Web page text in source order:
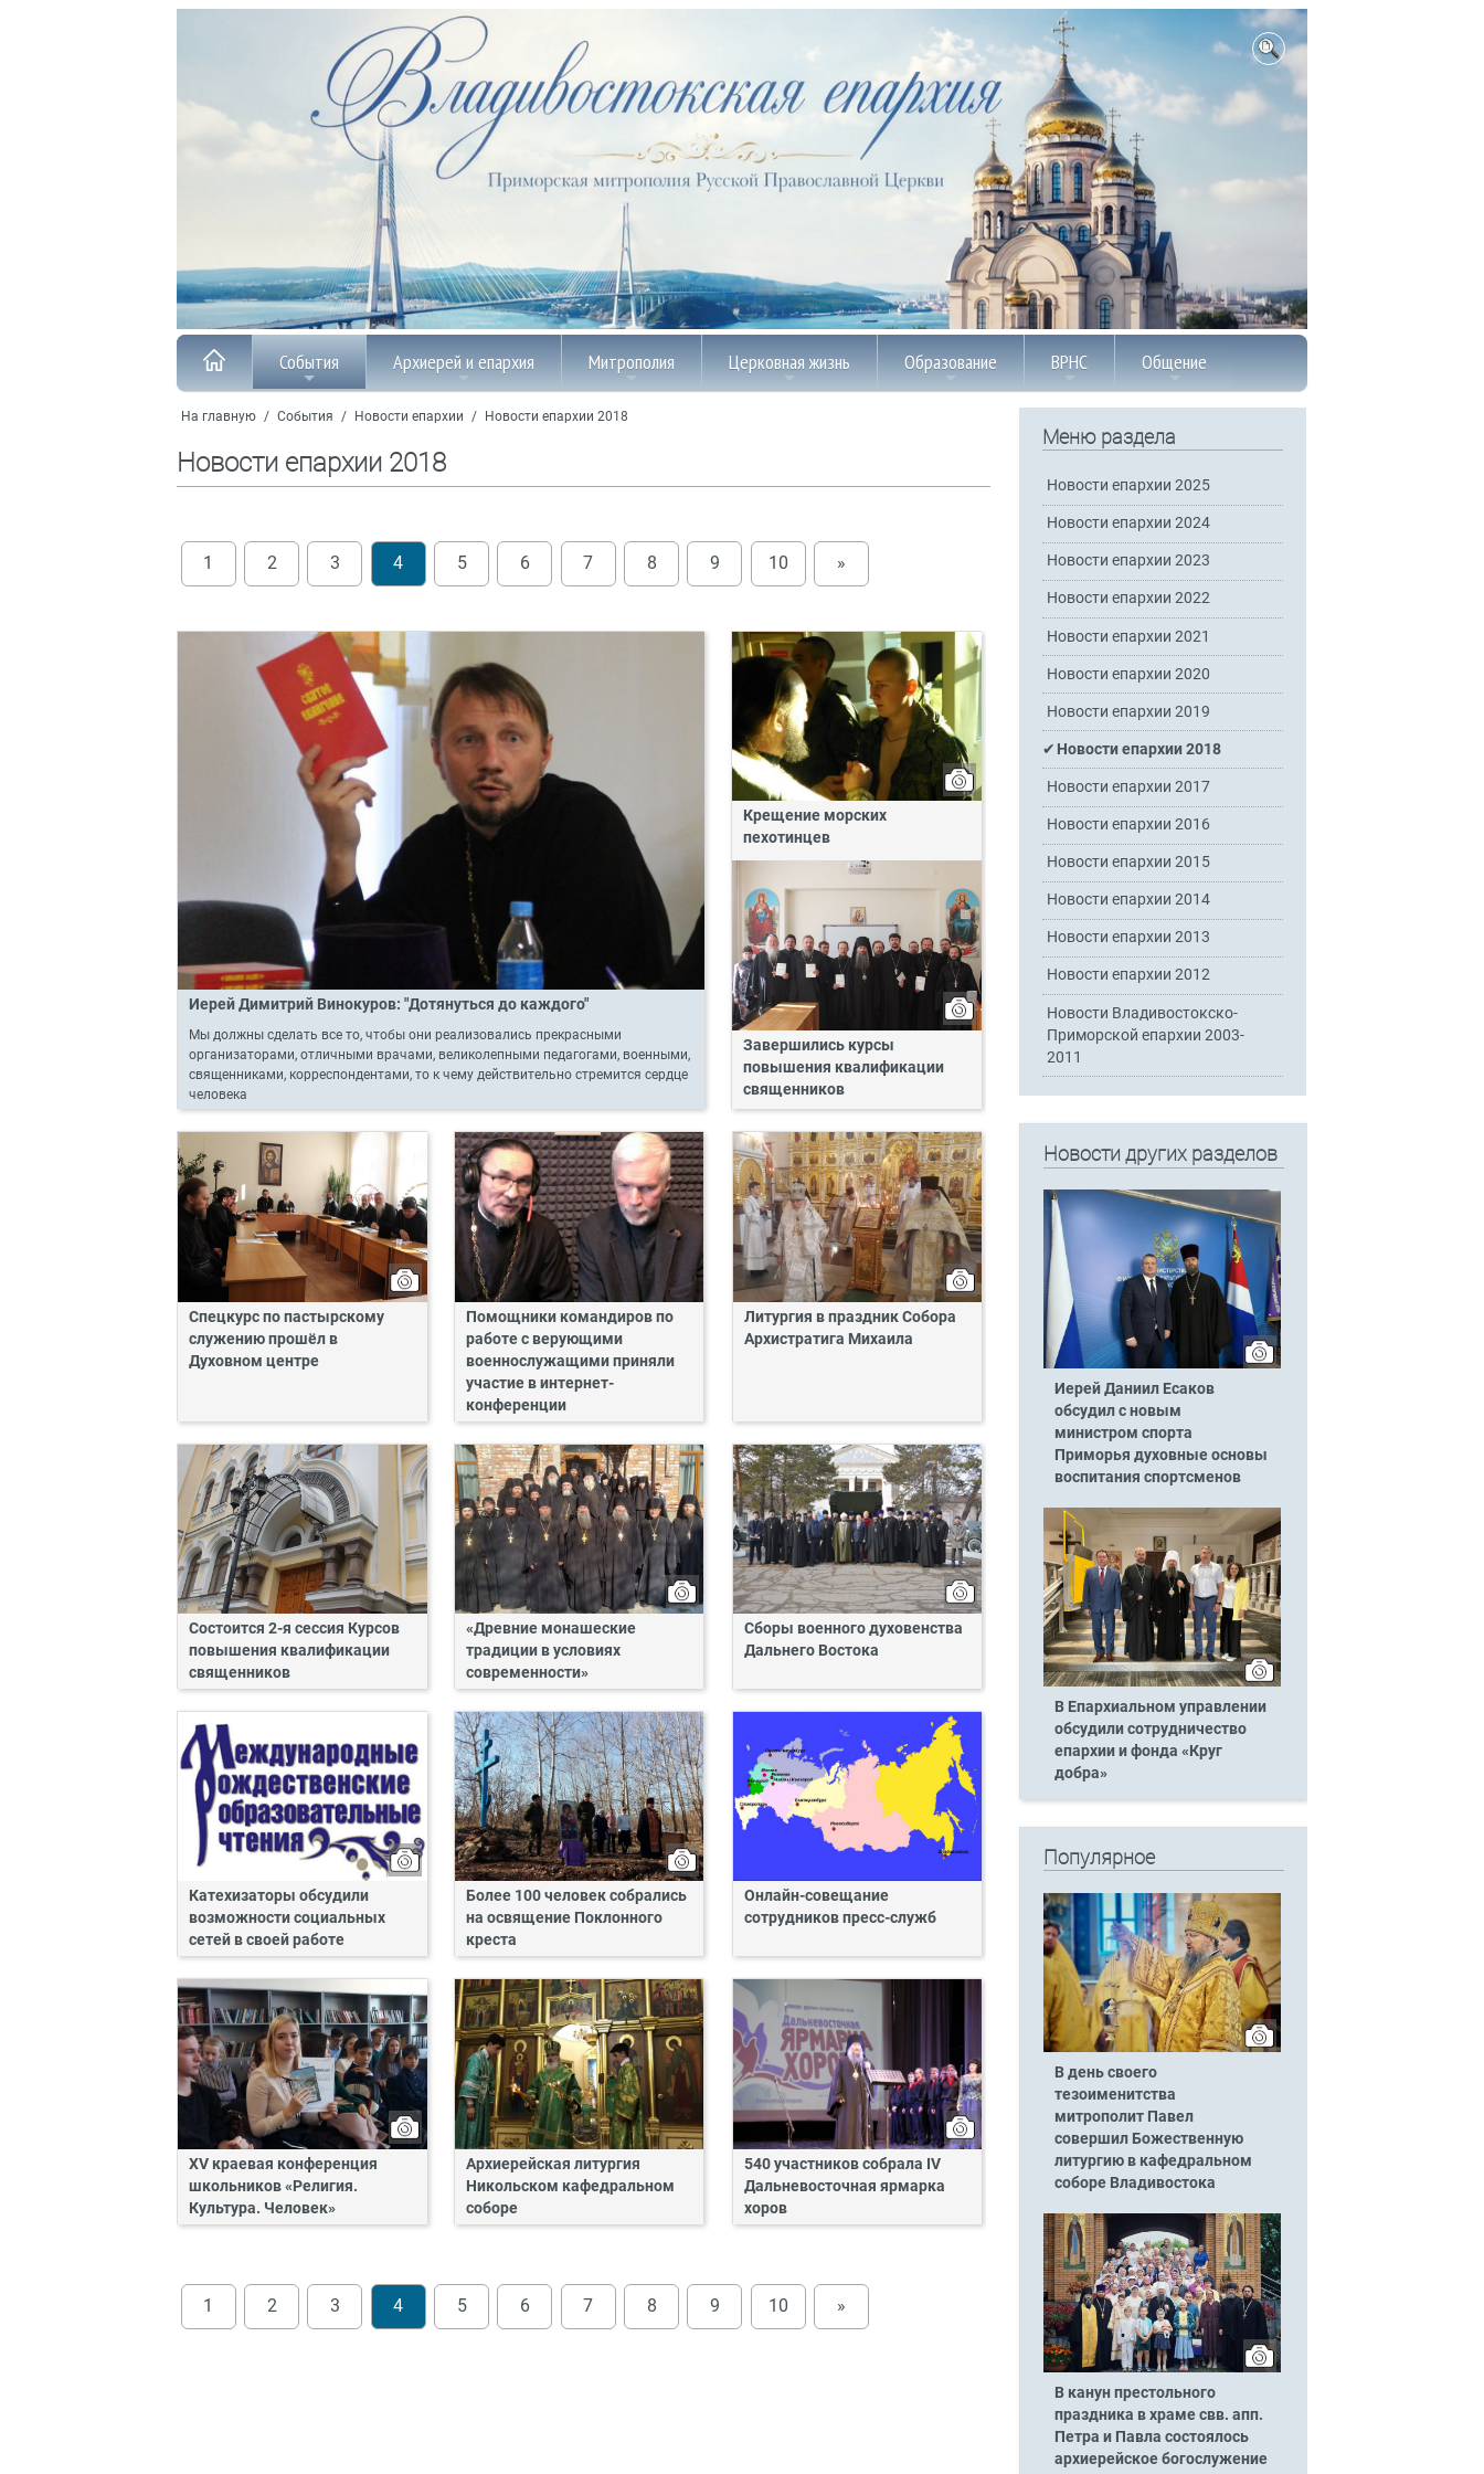
События Архиерей и епархия Митрополия Церковная жизнь Образование ВРНС Общение
На главную / События / Новости епархии / Новости епархии 2018
Новости епархии 2018
1 2 3 4 5 6 7 8 9 10 »
Иерей Димитрий Винокуров: "Дотянуться до каждого"
Мы должны сделать все то, чтобы они реализовались прекрасными
организаторами, отличными врачами, великолепными педагогами, военными,
священниками, корреспондентами, то к чему действительно стремится сердце
человека
Крещение морских
пехотинцев
Завершились курсы
повышения квалификации
священников
Спецкурс по пастырскому
служению прошёл в
Духовном центре
Помощники командиров по
работе с верующими
военнослужащими приняли
участие в интернет-
конференции
Литургия в праздник Собора
Архистратига Михаила
Состоится 2-я сессия Курсов
повышения квалификации
священников
«Древние монашеские
традиции в условиях
современности»
Сборы военного духовенства
Дальнего Востока
Катехизаторы обсудили
возможности социальных
сетей в своей работе
Более 100 человек собрались
на освящение Поклонного
креста
Онлайн-совещание
сотрудников пресс-служб
XV краевая конференция
школьников «Религия.
Культура. Человек»
Архиерейская литургия
Никольском кафедральном
соборе
540 участников собрала IV
Дальневосточная ярмарка
хоров
1 2 3 4 5 6 7 8 9 10 »
Меню раздела
Новости епархии 2025
Новости епархии 2024
Новости епархии 2023
Новости епархии 2022
Новости епархии 2021
Новости епархии 2020
Новости епархии 2019
Новости епархии 2018
Новости епархии 2017
Новости епархии 2016
Новости епархии 2015
Новости епархии 2014
Новости епархии 2013
Новости епархии 2012
Новости Владивостокско-
Приморской епархии 2003-
2011
Новости других разделов
Иерей Даниил Есаков
обсудил с новым
министром спорта
Приморья духовные основы
воспитания спортсменов
В Епархиальном управлении
обсудили сотрудничество
епархии и фонда «Круг
добра»
Популярное
В день своего
тезоименитства
митрополит Павел
совершил Божественную
литургию в кафедральном
соборе Владивостока
В канун престольного
праздника в храме свв. апп.
Петра и Павла состоялось
архиерейское богослужение